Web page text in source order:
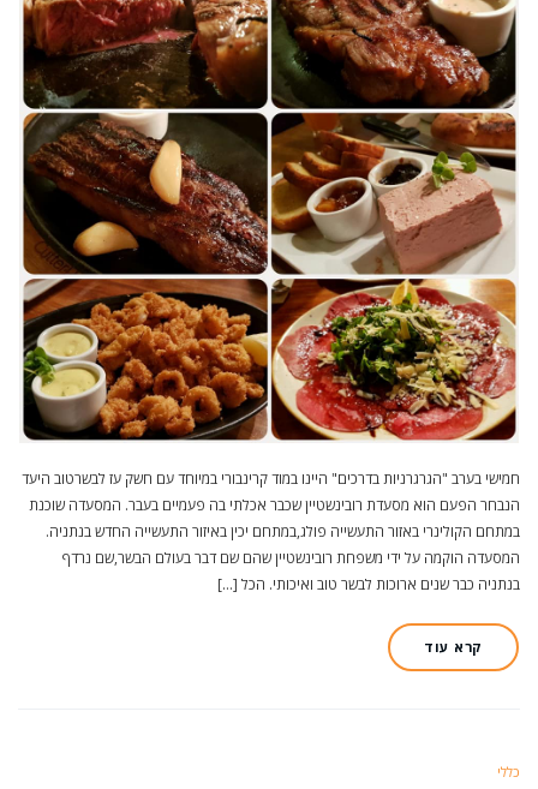
חמישי בערב "הגרגרניות בדרכים" היינו במוד קרינבורי במיוחד עם חשק עז לבשרטוב היעד
הנבחר הפעם הוא מסעדת רובינשטיין שכבר אכלתי בה פעמיים בעבר. המסעדה שוכנת
במתחם הקולינרי באזור התעשייה פולג,במתחם יכין באיזור התעשייה החדש בנתניה.
המסעדה הוקמה על ידי משפחת רובינשטיין שהם שם דבר בעולם הבשר,שם נרדף
בנתניה כבר שנים ארוכות לבשר טוב ואיכותי. הכל […]
קרא עוד
כללי